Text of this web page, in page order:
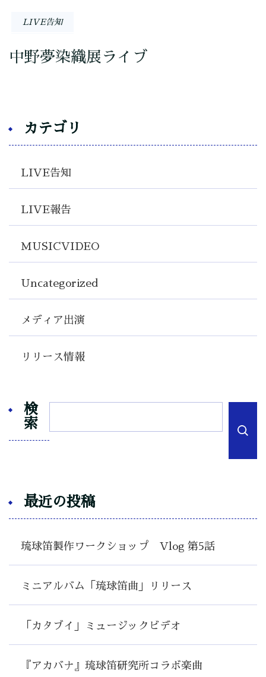
LIVE告知
中野夢染織展ライブ
カテゴリ
LIVE告知
LIVE報告
MUSICVIDEO
Uncategorized
メディア出演
リリース情報
検
索
最近の投稿
琉球笛製作ワークショップ Vlog 第5話
ミニアルバム「琉球笛曲」リリース
「カタブイ」ミュージックビデオ
『アカバナ』琉球笛研究所コラボ楽曲